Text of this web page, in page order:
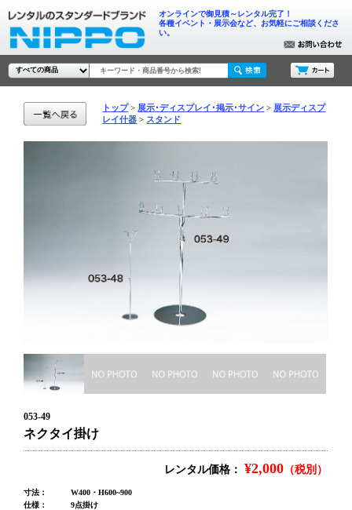
オンラインで御見積～レンタル完了！
各種イベント・展示会など、お気軽にご相談くださ
い。
トップ 展示･ディスプレイ･掲示･サイン
展示ディスプ
レイ什器
スタンド
053-49
ネクタイ掛け
レンタル価格： ¥2,000 （税別）
寸法：
W400・H600~900
仕様：
9点掛け